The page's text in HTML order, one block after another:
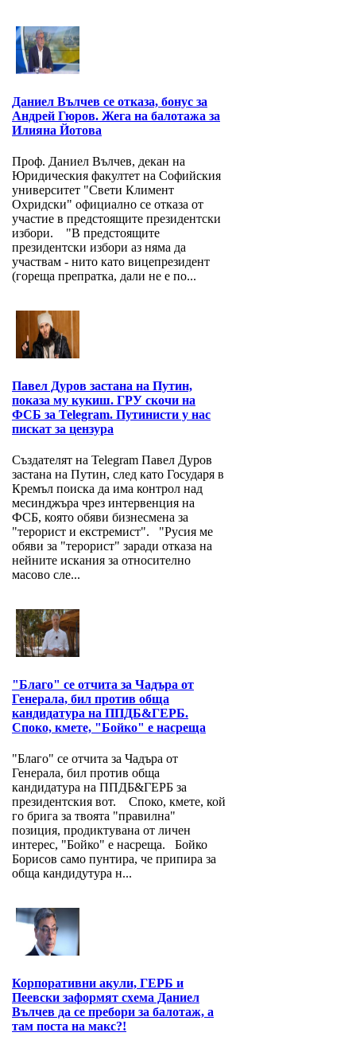
Даниел Вълчев се отказа, бонус за
Андрей Гюров. Жега на балотажа за
Илияна Йотова
Проф. Даниел Вълчев, декан на
Юридическия факултет на Софийския
университет "Свети Климент
Охридски" официално се отказа от
участие в предстоящите президентски
избори. "В предстоящите
президентски избори аз няма да
участвам - нито като вицепрезидент
(гореща препратка, дали не е по...
Павел Дуров застана на Путин,
показа му кукиш. ГРУ скочи на
ФСБ за Telegram. Путинисти у нас
пискат за цензура
Създателят на Telegram Павел Дуров
застана на Путин, след като Государя в
Кремъл поиска да има контрол над
месинджъра чрез интервенция на
ФСБ, която обяви бизнесмена за
"терорист и екстремист". "Русия ме
обяви за "терорист" заради отказа на
нейните искания за относително
масово сле...
"Благо" се отчита за Чадъра от
Генерала, бил против обща
кандидатура на ППДБ&ГЕРБ.
Споко, кмете, "Бойко" е насреща
"Благо" се отчита за Чадъра от
Генерала, бил против обща
кандидатура на ППДБ&ГЕРБ за
президентския вот. Споко, кмете, кой
го брига за твоята "правилна"
позиция, продиктувана от личен
интерес, "Бойко" е насреща. Бойко
Борисов само пунтира, че припира за
обща кандидутура н...
Корпоративни акули, ГЕРБ и
Пеевски заформят схема Даниел
Вълчев да се пребори за балотаж, а
там поста на макс?!